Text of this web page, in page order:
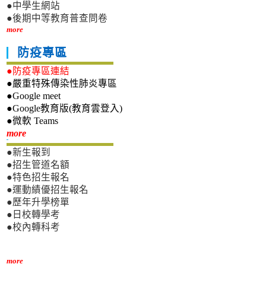
●中學生網站
●後期中等教育普查問卷
more
防疫專區
●防疫專區連結
●嚴重特殊傳染性肺炎專區
●Google meet
●Google教育版(教育雲登入)
●微軟 Teams
more新生專區
●新生報到
●招生管道名額
●特色招生報名
●運動績優招生報名
●歷年升學榜單
●日校轉學考
●校內轉科考
more